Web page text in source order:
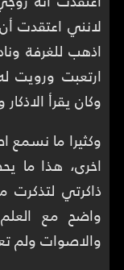
لانني اعتقدت
اذهب للغرفة
ارتعبت ورويت
وكان يقرأ
وكثيرا ما
اخرى، هذا ما
ذاكرتي
واضح مع
والاصوات ولم